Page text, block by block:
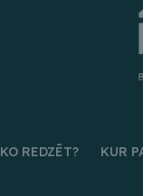
KO REDZĒT? KUR